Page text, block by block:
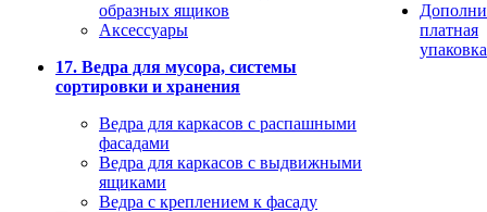
образных ящиков
Аксессуары
17. Ведра для мусора, системы
сортировки и хранения
Ведра для каркасов с распашными
фасадами
Ведра для каркасов с выдвижными
ящиками
Ведра с креплением к фасаду
платная
упаковка